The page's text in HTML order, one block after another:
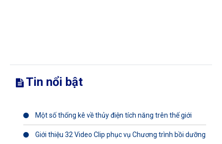
Tin nổi bật
Một số thống kê về thủy điện tích năng trên thế giới
Giới thiệu 32 Video Clip phục vụ Chương trình bồi dưỡng